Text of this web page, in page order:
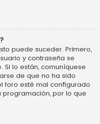
puede suceder. Primero,
y contraseña se
lo están, comuníquese
de que no ha sido
foro esté mal configurado
por lo que